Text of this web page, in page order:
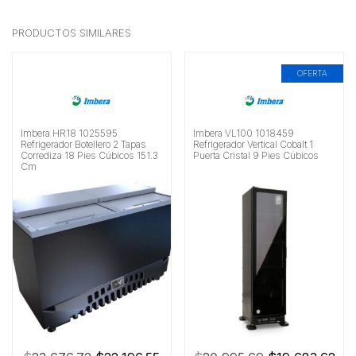
PRODUCTOS SIMILARES
Imbera HR18 1025595
Refrigerador Botellero 2 Tapas
Corrediza 18 Pies Cúbicos 151.3
Cm
OFERTA
Imbera VL100 1018459
Refrigerador Vertical Cobalt 1
Puerta Cristal 9 Pies Cúbicos